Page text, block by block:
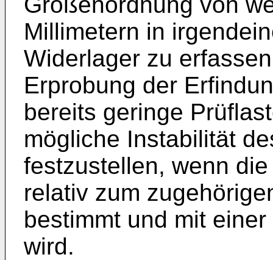
Millimetern in
Widerlager zu
Erprobung der
bereits geringe
mögliche Instabilität
festzustellen, wenn
relativ zum
bestimmt und mit
wird.